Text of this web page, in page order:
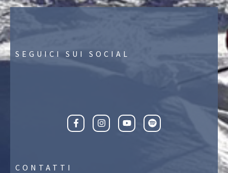
SEGUICI SUI SOCIAL
CONTATTI